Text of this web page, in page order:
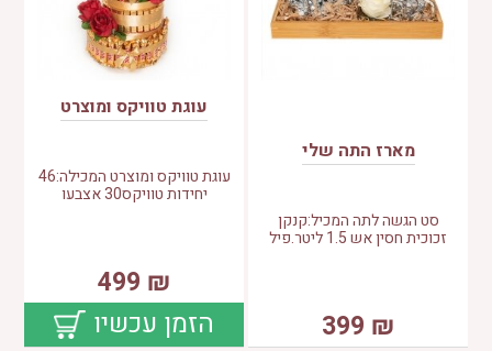
מארז התה שלי
סט הגשה לתה המכיל:קנקן
זכוכית חסין אש 1.5 ליטר.פיל
₪
399
עוגת טוויקס ומוצרט
עוגת טוויקס ומוצרט המכילה:46
יחידות טוויקס30 אצבעו
₪
499
הזמן עכשיו